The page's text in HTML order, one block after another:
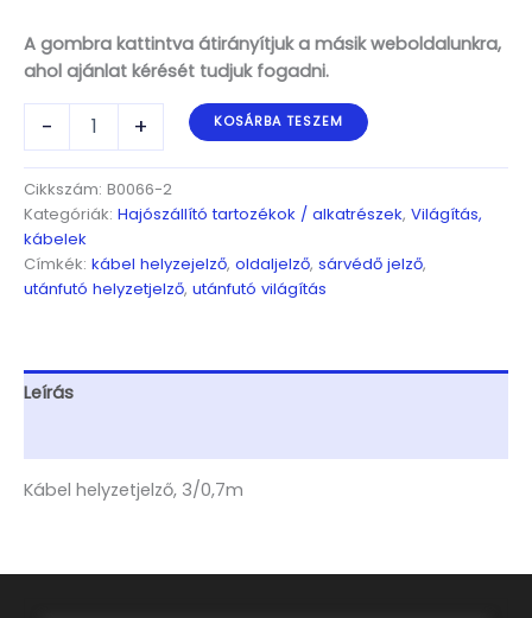
A gombra kattintva átirányítjuk a másik weboldalunkra,
ahol ajánlat kérését tudjuk fogadni.
-
helyzetjelző,
mennyiség
+ KOSÁRBA TESZEM
Cikkszám: B0066-2
Kategóriák: Hajószállító tartozékok / alkatrészek, Világítás,
kábelek
Címkék: kábel helyzejelző, oldaljelző, sárvédő jelző,
utánfutó helyzetjelző, utánfutó világítás
Leírás
Kábel helyzetjelző, 3/0,7m